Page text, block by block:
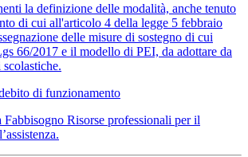
la definizione delle modalità, anche tenuto
di cui all'articolo 4 della legge 5 febbraio
delle misure di sostegno di cui
66/2017 e il modello di PEI, da adottare da
di funzionamento
Risorse professionali per il